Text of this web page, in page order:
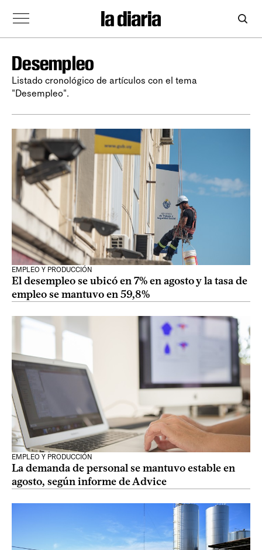
Desempleo
Listado cronológico de artículos con el tema
"Desempleo".
EMPLEO Y PRODUCCIÓN
El desempleo se ubicó en 7% en agosto y la tasa de
empleo se mantuvo en 59,8%
EMPLEO Y PRODUCCIÓN
La demanda de personal se mantuvo estable en
agosto, según informe de Advice